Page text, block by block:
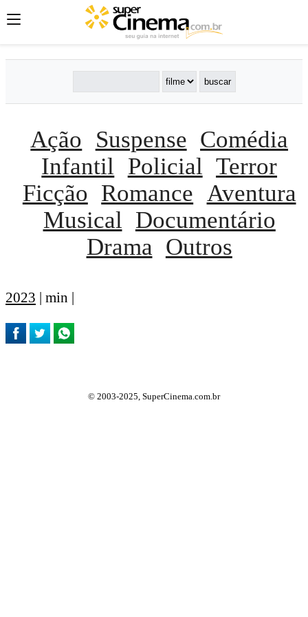
Ação Suspense Comédia
Infantil
Policial Terror
Ficção Romance Aventura
Musical
Documentário
Drama Outros
2023 | min |
© 2003-2025, SuperCinema.com.br